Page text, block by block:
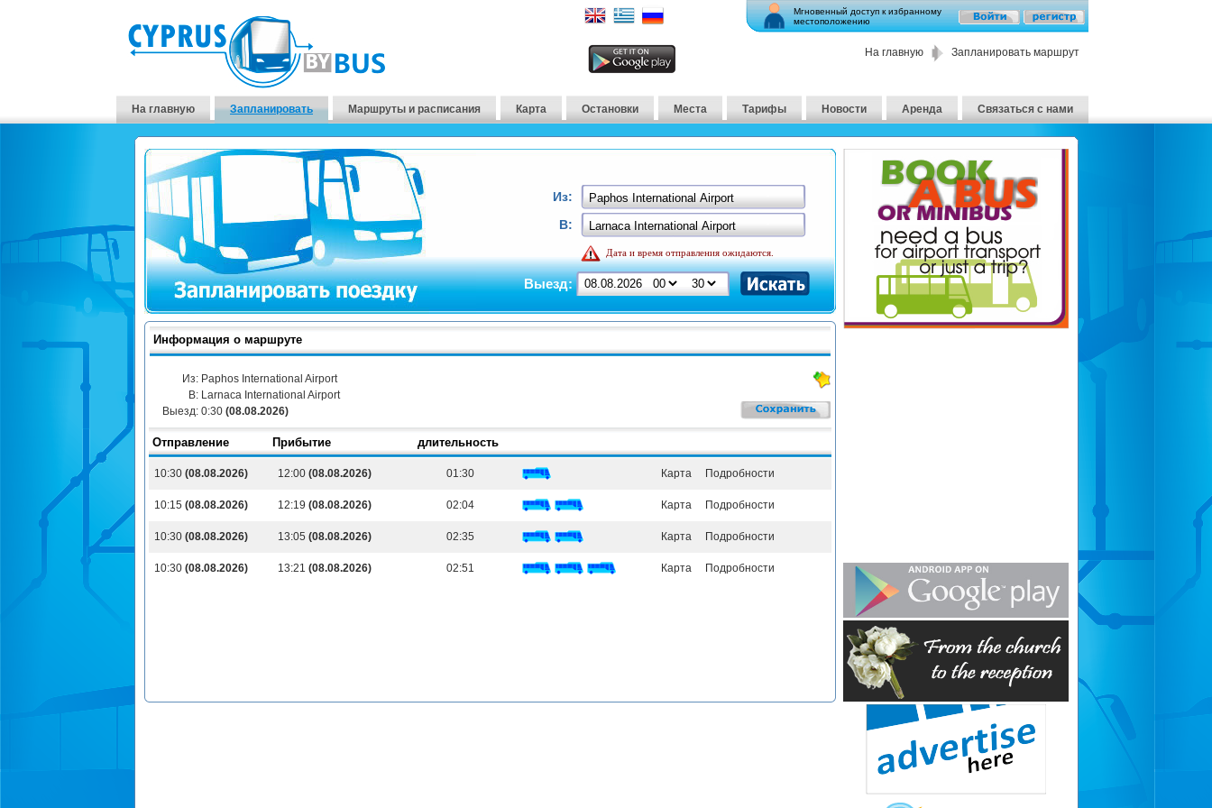
Мгновенный доступ к избранному
местоположению
На главную Запланировать маршрут
На главную Запланировать Маршруты и расписания Карта Остановки Места Тарифы Новости Аренда Связаться с нами
Из:
В:
Дата и время отправления ожидаются.
Выезд:
Информация о маршруте
Из: Paphos International Airport
В: Larnaca International Airport
Выезд: 0:30 (08.08.2026)
Отправление Прибытие длительность
10:30 (08.08.2026) 12:00 (08.08.2026) 01:30 Карта Подробности
10:15 (08.08.2026) 12:19 (08.08.2026) 02:04 Карта Подробности
10:30 (08.08.2026) 13:05 (08.08.2026) 02:35 Карта Подробности
10:30 (08.08.2026) 13:21 (08.08.2026) 02:51 Карта Подробности